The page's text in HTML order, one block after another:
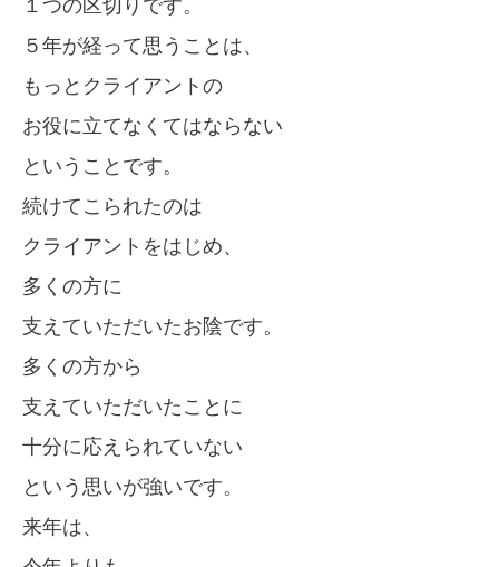
１つの区切りです。
５年が経って思うことは、
もっとクライアントの
お役に立てなくてはならない
ということです。
続けてこられたのは
クライアントをはじめ、
多くの方に
支えていただいたお陰です。
多くの方から
支えていただいたことに
十分に応えられていない
という思いが強いです。
来年は、